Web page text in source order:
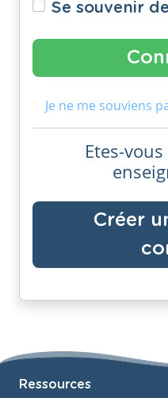
Se souvenir
Je ne me souviens
Etes-
Créer
Ressources